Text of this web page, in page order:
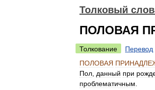
Толковый
ПОЛОВАЯ
Толкование
Перевод
ПОЛОВАЯ
Пол данный при
проблематичным